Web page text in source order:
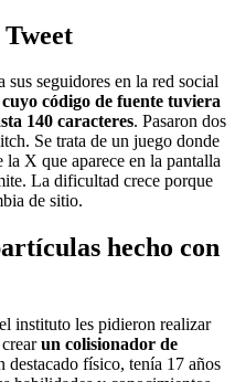
seguidores en la red social
código de fuente tuviera
140 caracteres. Pasaron dos
Se trata de un juego donde
X que aparece en la pantalla
La dificultad crece porque
de sitio.
hecho con
instituto les pidieron realizar
un colisionador de
físico, tenía 17 años